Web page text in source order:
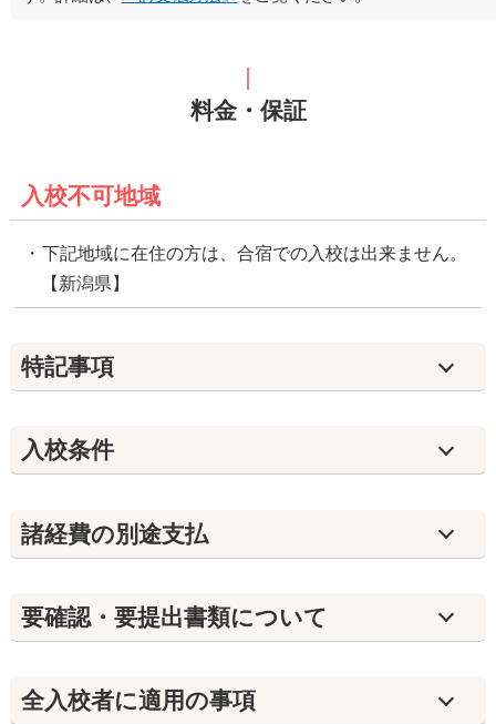
料金・保証
入校不可地域
下記地域に在住の方は、合宿での入校は出来ません。
【新潟県】
特記事項
入校条件
諸経費の別途支払
要確認・要提出書類について
全入校者に適用の事項